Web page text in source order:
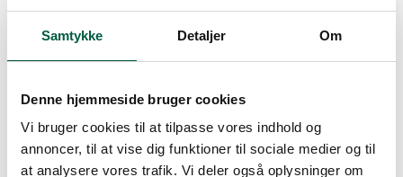
Samtykke Detaljer Om
Denne hjemmeside bruger cookies
Vi bruger cookies til at tilpasse vores indhold og
annoncer, til at vise dig funktioner til sociale medier og til
at analysere vores trafik. Vi deler også oplysninger om
VHK Auktioner